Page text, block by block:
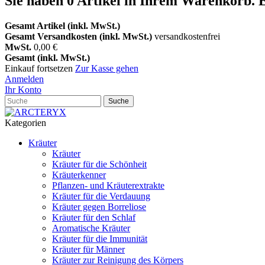
Gesamt Artikel (inkl. MwSt.)
Gesamt Versandkosten (inkl. MwSt.) versandkostenfrei
MwSt. 0,00 €
Gesamt (inkl. MwSt.)
Einkauf fortsetzen Zur Kasse gehen
Anmelden
Ihr Konto
Suche
Kategorien
Kräuter
Kräuter
Kräuter für die Schönheit
Kräuterkenner
Pflanzen- und Kräuterextrakte
Kräuter für die Verdauung
Kräuter gegen Borreliose
Kräuter für den Schlaf
Aromatische Kräuter
Kräuter für die Immunität
Kräuter für Männer
Kräuter zur Reinigung des Körpers